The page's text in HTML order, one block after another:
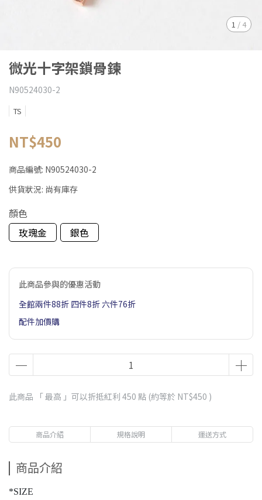
1 / 4
微光十字架鎖骨鍊
N90524030-2
TS
NT$450
商品編號: N90524030-2
供貨狀況: 尚有庫存
顏色
玫瑰金
銀色
此商品參與的優惠活動
全館兩件88折 四件8折 六件76折
配件加價購
此商品 「 最高 」可以折抵紅利 450 點 (約等於 NT$450 )
商品介紹 規格說明 運送方式
商品介紹
*SIZE